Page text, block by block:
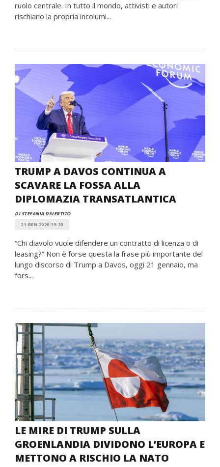
ruolo centrale. In tutto il mondo, attivisti e autori
rischiano la propria incolumi...
TRUMP A DAVOS CONTINUA A
SCAVARE LA FOSSA ALLA
DIPLOMAZIA TRANSATLANTICA
DI STEFANIA DIVERTITO
21 GEN 2026 19:30
“Chi diavolo vuole difendere un contratto di licenza o di
leasing?” Non è forse questa la frase più importante del
lungo discorso di Trump a Davos, oggi 21 gennaio, ma
fors...
LE MIRE DI TRUMP SULLA
GROENLANDIA DIVIDONO L’EUROPA E
METTONO A RISCHIO LA NATO